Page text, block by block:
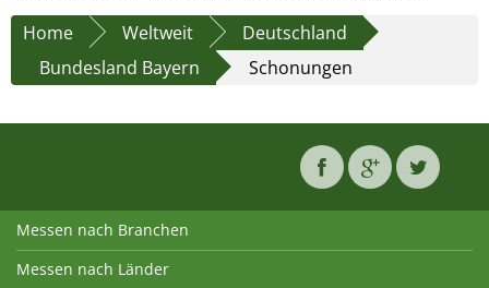
Home
Weltweit
Deutschland
Bundesland Bayern
Schonungen
Messen nach Branchen
Messen nach Länder